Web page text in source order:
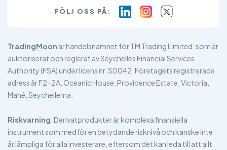
FÖLJ OSS PÅ:
TradingMoon är handelsnamnet för TM Trading Limited, som är
auktoriserat och reglerat av Seychelles Financial Services
Authority (FSA) under licens nr. SD042. Företagets registrerade
adress är F2-2A, Oceanic House, Providence Estate, Victoria,
Mahé, Seychellerna.
Riskvarning: Derivatprodukter är komplexa finansiella
instrument som medför en betydande risknivå och kanske inte
är lämpliga för alla investerare, eftersom det kan leda till att allt